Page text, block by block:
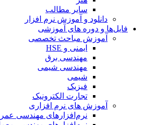
سایر مطالب
دانلود و آموزش نرم افزار
فایل‌ها و دوره های آموزشی
آموزش مباحث تخصصی
ایمنی و HSE
مهندسی برق
مهندسی شیمی
شیمی
فیزیک
تجارت الکترونیک
آموزش های نرم افزاری
نرم‌افزارهای مهندسی عمران